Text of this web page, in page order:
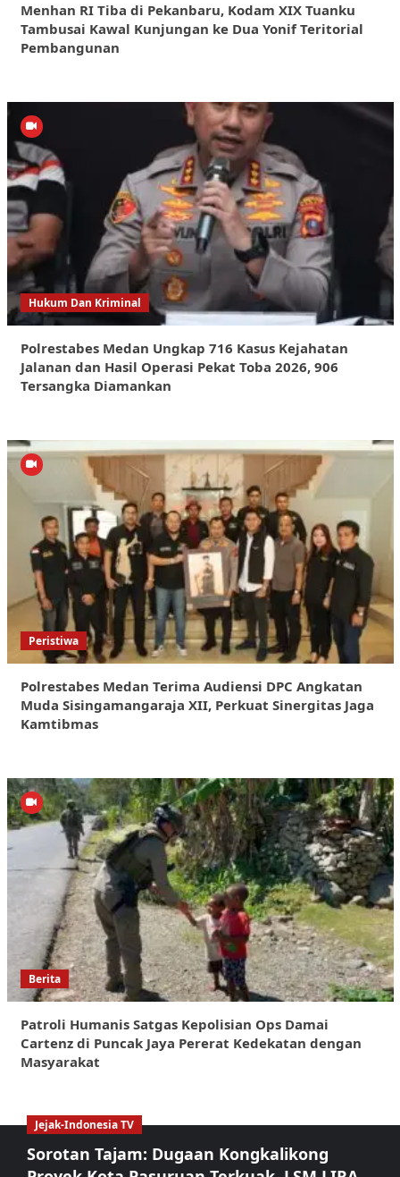
Menhan RI Tiba di Pekanbaru, Kodam XIX Tuanku
Tambusai Kawal Kunjungan ke Dua Yonif Teritorial
Pembangunan
Hukum Dan Kriminal
Polrestabes Medan Ungkap 716 Kasus Kejahatan
Jalanan dan Hasil Operasi Pekat Toba 2026, 906
Tersangka Diamankan
Peristiwa
Polrestabes Medan Terima Audiensi DPC Angkatan
Muda Sisingamangaraja XII, Perkuat Sinergitas Jaga
Kamtibmas
Berita
Patroli Humanis Satgas Kepolisian Ops Damai
Cartenz di Puncak Jaya Pererat Kedekatan dengan
Masyarakat
Jejak-Indonesia TV
Sorotan Tajam: Dugaan Kongkalikong